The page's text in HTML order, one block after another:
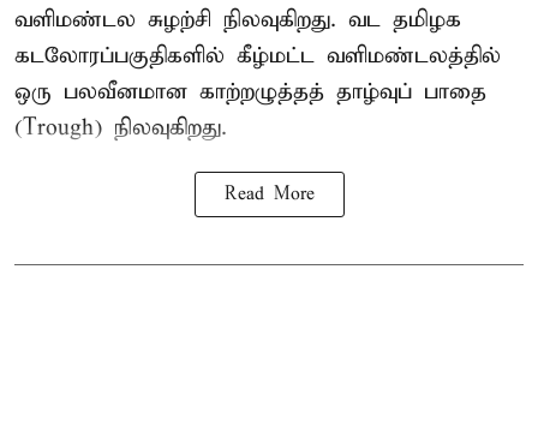
வளிமண்டல சுழற்சி நிலவுகிறது. வட தமிழக
கடலோரப்பகுதிகளில் கீழ்மட்ட வளிமண்டலத்தில்
ஒரு பலவீனமான காற்றழுத்தத் தாழ்வுப் பாதை
(Trough) நிலவுகிறது.
Read More